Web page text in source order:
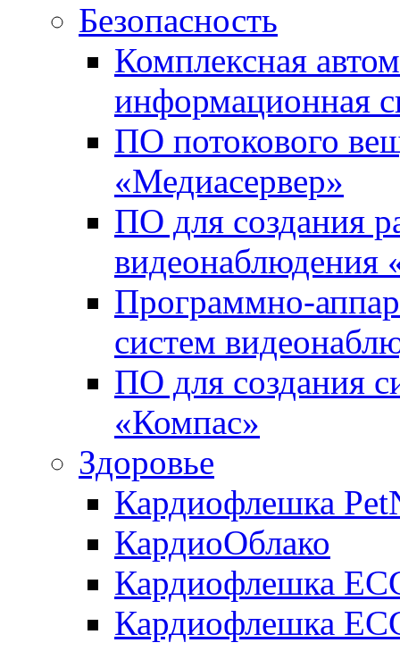
Безопасность
Комплексная
информационная
ПО потокового
«Медиасервер»
ПО для создания
видеонаблюдения
Программно-
систем
ПО для создания
«Компас»
Здоровье
Кардиофлешка
КардиоОблако
Кардиофлешка
Кардиофлешка